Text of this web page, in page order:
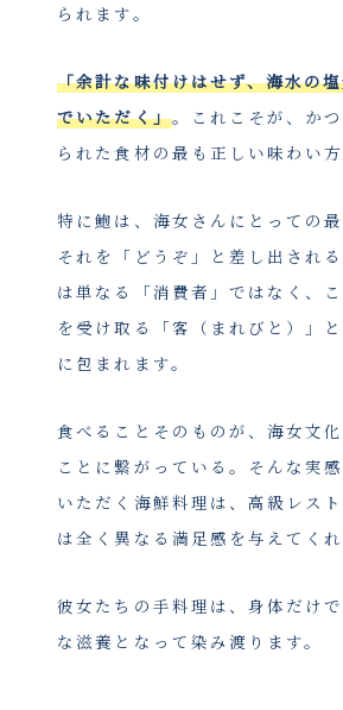
られます。
「余計な味付けはせず、海水の
でいただく」。これこそが、か
られた食材の最も正しい味わい方
特に鮑は、海女さんにとっての最
それを「どうぞ」と差し出され
は単なる「消費者」ではなく、
を受け取る「客（まれびと）」
に包まれます。
食べることそのものが、海女文
ことに繋がっている。そんな実
いただく海鮮料理は、高級レス
は全く異なる満足感を与えてくれ
彼女たちの手料理は、身体だけ
な滋養となって染み渡ります。